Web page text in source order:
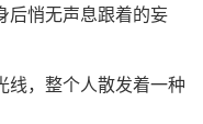
后悄无声息跟着的妄
线，整个人散发着一种